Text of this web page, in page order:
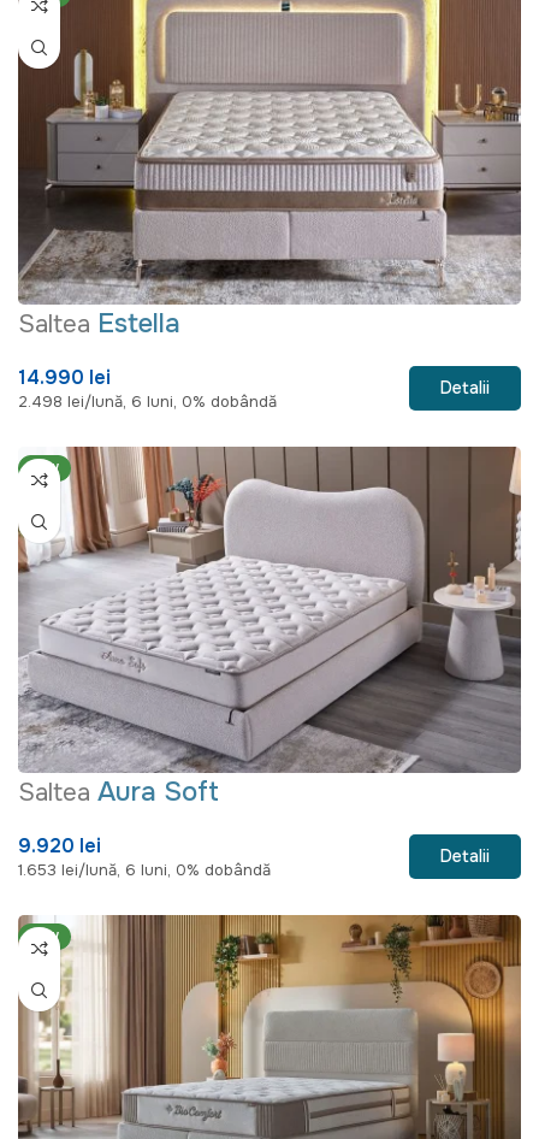
Saltea Estella
14.990 lei
2.498 lei/lună, 6 luni, 0% dobândă
Detalii
NEW
Saltea Aura Soft
9.920 lei
1.653 lei/lună, 6 luni, 0% dobândă
Detalii
NEW